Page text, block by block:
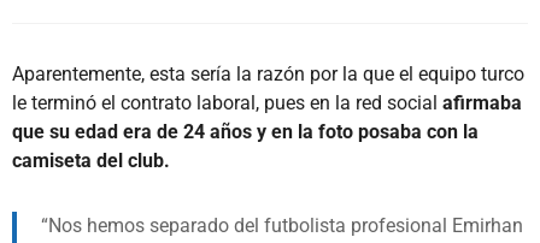
Aparentemente, esta sería la razón por la que el equipo turco
le terminó el contrato laboral, pues en la red social afirmaba
que su edad era de 24 años y en la foto posaba con la
camiseta del club.
Nos hemos separado del futbolista profesional Emirhan